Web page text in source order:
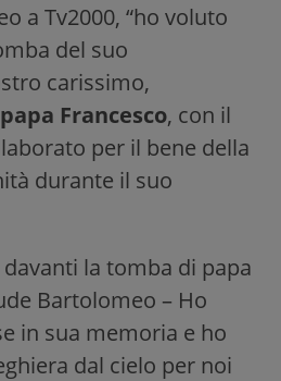
a Tv2000, “ho voluto
del suo
carissimo,
Francesco, con il
per il bene della
durante il suo
la tomba di papa
Bartolomeo – Ho
in sua memoria e ho
dal cielo per noi